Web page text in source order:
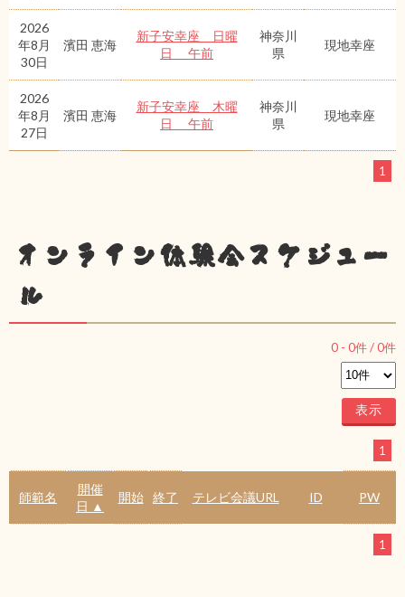
2026
年8月
30日
濱田 恵海
新子安幸座 日曜
日 午前
神奈川
県
現地幸座
2026
年8月
27日
濱田 恵海
新子安幸座 木曜
日 午前
神奈川
県
現地幸座
1
オンライン体験会スケジュー
ル
0 - 0件 /0件
1
師範名
開催
日 ▲
開始 終了 テレビ会議URL ID PW
1